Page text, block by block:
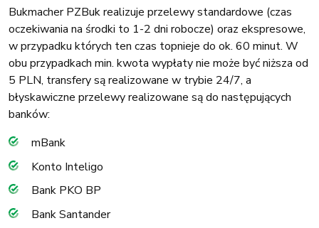
Bukmacher PZBuk realizuje przelewy standardowe (czas
oczekiwania na środki to 1-2 dni robocze) oraz ekspresowe,
w przypadku których ten czas topnieje do ok. 60 minut. W
obu przypadkach min. kwota wypłaty nie może być niższa od
5 PLN, transfery są realizowane w trybie 24/7, a
błyskawiczne przelewy realizowane są do następujących
banków:
mBank
Konto Inteligo
Bank PKO BP
Bank Santander